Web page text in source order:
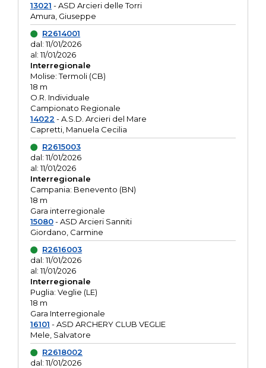
13021 - ASD Arcieri delle Torri
Amura, Giuseppe
R2614001
dal: 11/01/2026
al: 11/01/2026
Interregionale
Molise: Termoli (CB)
18 m
O.R. Individuale
Campionato Regionale
14022 - A.S.D. Arcieri del Mare
Capretti, Manuela Cecilia
R2615003
dal: 11/01/2026
al: 11/01/2026
Interregionale
Campania: Benevento (BN)
18 m
Gara interregionale
15080- ASD Arcieri Sanniti
Giordano, Carmine
R2616003
dal: 11/01/2026
al: 11/01/2026
Interregionale
Puglia: Veglie (LE)
18 m
Gara Interregionale
16101 - ASD ARCHERY CLUB VEGLIE
Mele, Salvatore
R2618002
dal: 11/01/2026